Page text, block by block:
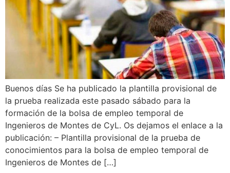
Buenos días Se ha publicado la plantilla provisional de
la prueba realizada este pasado sábado para la
formación de la bolsa de empleo temporal de
Ingenieros de Montes de CyL. Os dejamos el enlace a la
publicación: – Plantilla provisional de la prueba de
conocimientos para la bolsa de empleo temporal de
Ingenieros de Montes de […]